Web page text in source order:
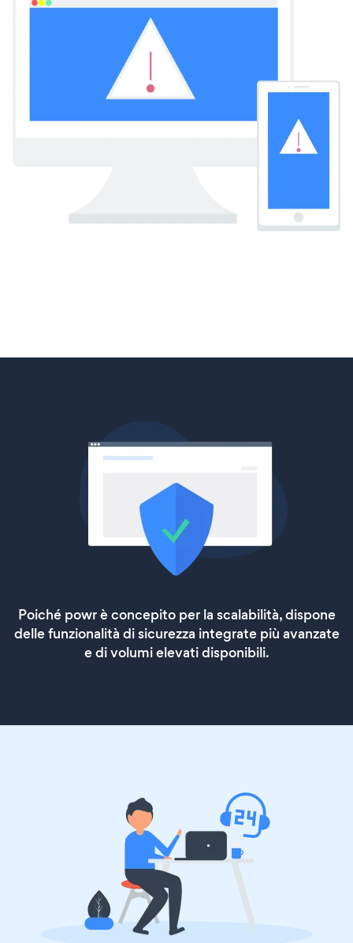
Poiché powr è concepito per la scalabilità, dispone
delle funzionalità di sicurezza integrate più avanzate
e di volumi elevati disponibili.